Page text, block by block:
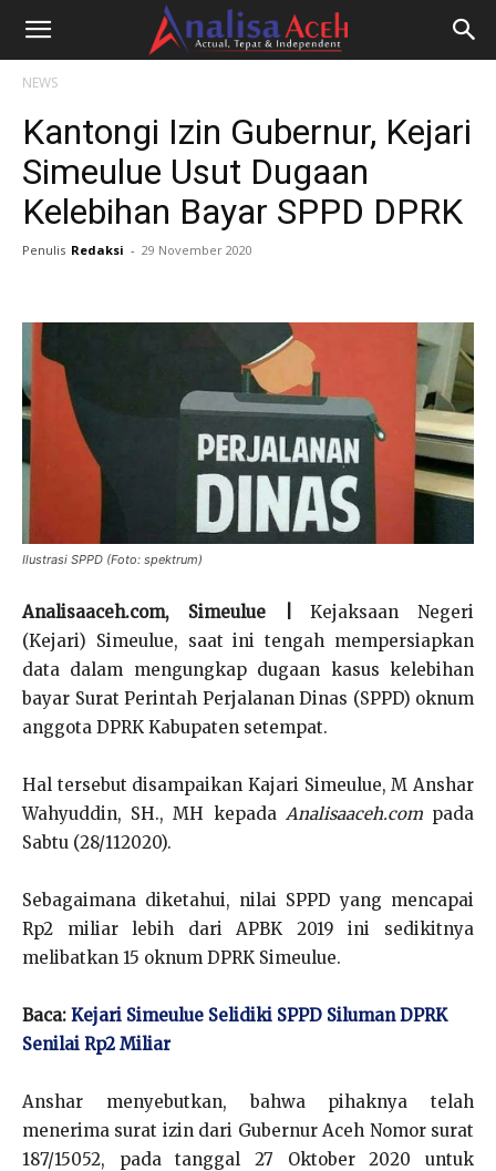
NEWS
Kantongi Izin Gubernur, Kejari
Simeulue Usut Dugaan
Kelebihan Bayar SPPD DPRK
Penulis Redaksi - 29 November 2020
Ilustrasi SPPD (Foto: spektrum)
Analisaaceh.com, Simeulue |
Kejaksaan Negeri
(Kejari) Simeulue, saat ini tengah mempersiapkan
data dalam mengungkap dugaan kasus kelebihan
bayar Surat Perintah Perjalanan Dinas (SPPD) oknum
anggota DPRK Kabupaten setempat.
Hal tersebut disampaikan Kajari Simeulue, M Anshar
Wahyuddin, SH., MH kepada Analisaaceh.compada
Sabtu (28/112020).
Sebagaimana diketahui, nilai SPPD yang mencapai
Rp2 miliar lebih dari APBK 2019 ini sedikitnya
melibatkan 15 oknum DPRK Simeulue.
Baca: Kejari Simeulue Selidiki SPPD Siluman DPRK
Senilai Rp2 Miliar
Anshar menyebutkan, bahwa pihaknya telah
menerima surat izin dari Gubernur Aceh Nomor surat
187/15052, pada tanggal 27 Oktober 2020 untuk